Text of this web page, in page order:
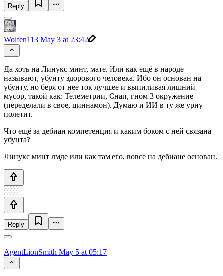
Reply
Wolfen113 May 3 at 23:42
Да хоть на Линукс минт, мате. Или как ещё в народе
называют, убунту здорового человека. Ибо он основан на
убунту, но беря от нее ток лучшее и выпиливая лишний
мусор, такой как: Телеметрии, Снап, гном 3 окружение
(переделали в свое, циннамон). Думаю и ИИ в ту же урну
полетит.
Что ещё за дебиан компетенция и каким боком с ней связана
убунта?
Линукс минт лмде или как там его, вовсе на дебиане основан.
Reply
AgentLionSmith May 5 at 05:17